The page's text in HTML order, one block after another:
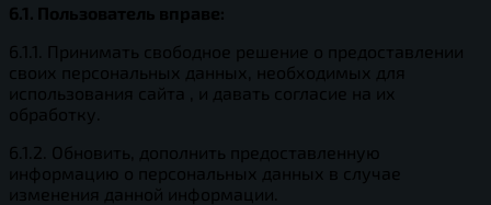
6.1. Пользователь вправе:
6.1.1. Принимать свободное решение о предоставлении
своих персональных данных, необходимых для
использования сайта , и давать согласие на их
обработку.
6.1.2. Обновить, дополнить предоставленную
информацию о персональных данных в случае
изменения данной информации.